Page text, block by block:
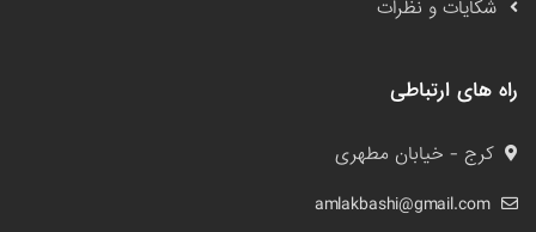
شکایات و نظرات
راه های ارتباطی
کرج - خیابان مطهری
amlakbashi@gmail.com